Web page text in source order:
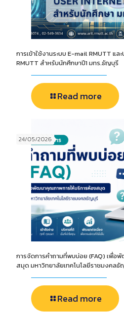
การเข้าใช้งานระบบ E-mail RMUTT และ
RMUTT สำหรับนักศึกษาปี1 มทร.ธัญบุรี
Read more
24/05/2026
การจัดการคำถามที่พบบ่อย (FAQ) เพื่อ
สมุด มหาวิทยาลัยเทคโนโลยีราชมงคลธั
Read more